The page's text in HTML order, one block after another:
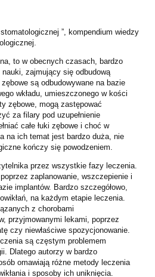
stomatologicznej ”, kompendium wiedzy
to w obecnych czasach, bardzo
zajmujący się odbudową
są odbudowywane na bazie
wkładu, umieszczonego w kości
zębowe, mogą zastępować
za filary pod uzupełnienie
całe łuki zębowe i choć w
na ich temat jest bardzo duża, nie
kończy się powodzeniem.
przez wszystkie fazy leczenia.
zaplanowanie, wszczepienie i
implantów. Bardzo szczegółowo,
na każdym etapie leczenia.
z chorobami
przyjmowanymi lekami, poprzez
czy niewłaściwe spozycjonowanie.
są częstym problemem
Dlatego autorzy w bardzo
omawiają różne metody leczenia
i sposoby ich uniknięcia.